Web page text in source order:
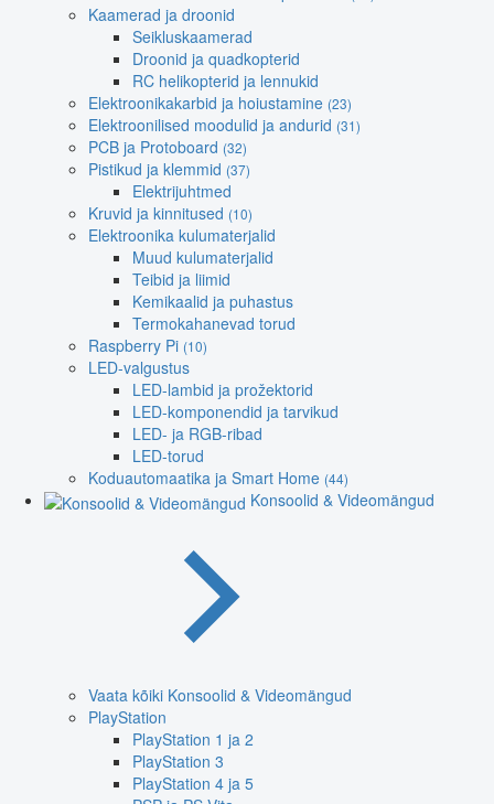
Kaamerad ja droonid
Seikluskaamerad
Droonid ja quadkopterid
RC helikopterid ja lennukid
Elektroonikakarbid ja hoiustamine (23)
Elektroonilised moodulid ja andurid (31)
PCB ja Protoboard (32)
Pistikud ja klemmid (37)
Elektrijuhtmed
Kruvid ja kinnitused (10)
Elektroonika kulumaterjalid
Muud kulumaterjalid
Teibid ja liimid
Kemikaalid ja puhastus
Termokahanevad torud
Raspberry Pi (10)
LED-valgustus
LED-lambid ja prožektorid
LED-komponendid ja tarvikud
LED- ja RGB-ribad
LED-torud
Koduautomaatika ja Smart Home (44)
Konsoolid & Videomängud
Vaata kõiki Konsoolid & Videomängud
PlayStation
PlayStation 1 ja 2
PlayStation 3
PlayStation 4 ja 5